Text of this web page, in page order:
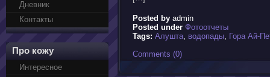
Дневник
Контакты
Про кожу
Интересное
Posted by admin
Posted under Фотоотчеты
Tags: Алушта, водопады, Гора Ай-
Comments (0)